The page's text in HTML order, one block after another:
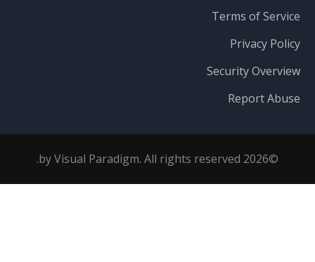
Terms of Service
Privacy Policy
Security Overview
Report Abuse
©2026 by Visual Paradigm. All rights reserved.